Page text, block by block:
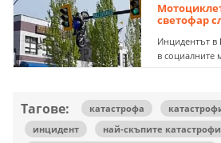
светофар
Инцидентът в
в
Тагове: катастрофа
инцидент
най-скъпите катастрофи